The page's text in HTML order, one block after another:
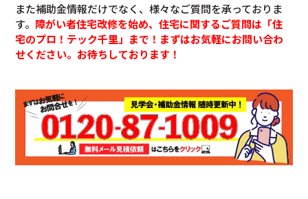
また補助金情報だけでなく、様々なご質問を承っておりま
す。 障がい者住宅改修を始め、住宅に関するご質問は「住
宅のプロ！テック千里」まで！まずはお気軽にお問い合わ
せください。お待ちしております！